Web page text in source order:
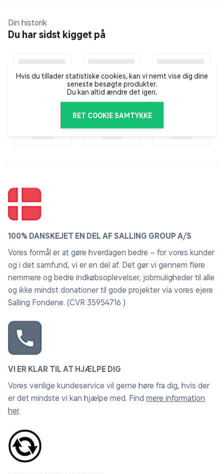
Vejrbestandig
ca. 3,8 m tørrelængde
Din historik
Du har sidst kigget på
Hvis du tillader statistiske cookies, kan vi nemt vise dig dine
seneste besøgte produkter.
Du kan altid ændre det igen.
RET COOKIE SAMTYKKE
100% DANSKEJET EN DEL AF SALLING GROUP A/S
Vores formål er at gøre hverdagen bedre – for vores kunder
og i det samfund, vi er en del af. Det gør vi gennem flere
nemmere og bedre indkøbsoplevelser, jobmuligheder til alle
og ikke mindst donationer til gode projekter via vores ejere
Salling Fondene. (CVR 35954716 )
VI ER KLAR TIL AT HJÆLPE DIG
Vores venlige kundeservice vil gerne høre fra dig, hvis der
er det mindste vi kan hjælpe med. Find mere information
her.